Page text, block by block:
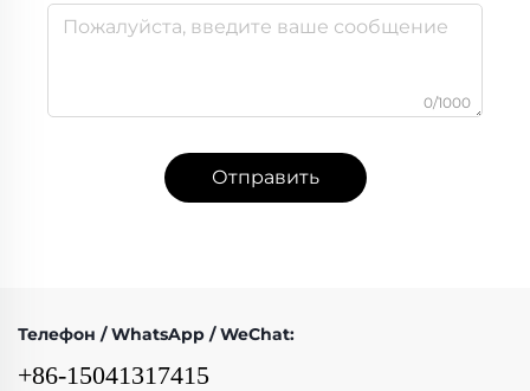
0/1000
Отправить
Телефон / WhatsApp / WeChat:
+86-15041317415